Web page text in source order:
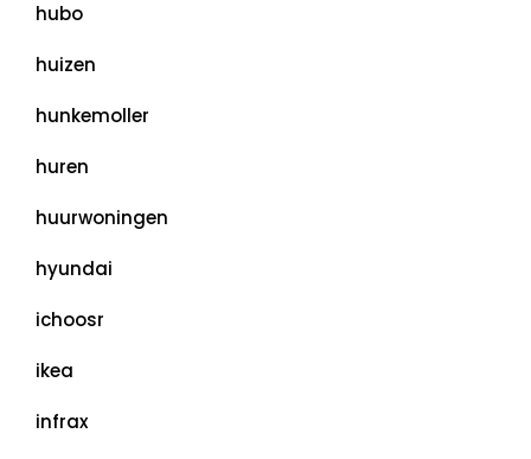
hubo
huizen
hunkemoller
huren
huurwoningen
hyundai
ichoosr
ikea
infrax